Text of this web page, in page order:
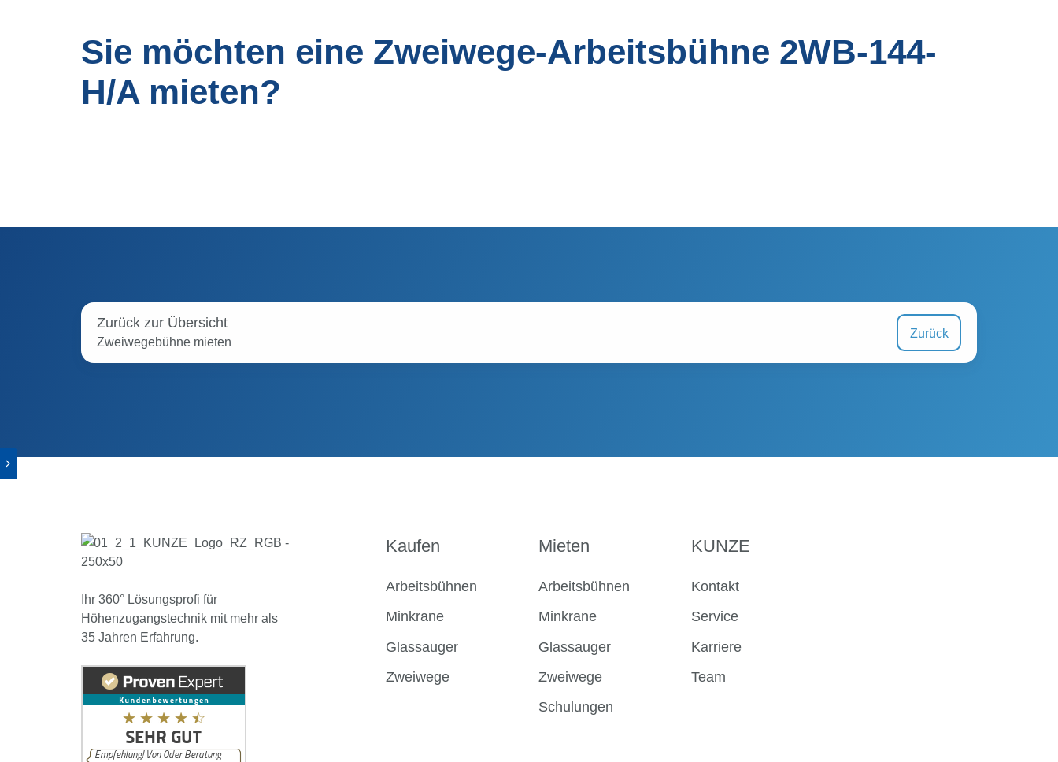
Sie möchten eine Zweiwege-Arbeitsbühne 2WB-144-
H/A mieten?
Zurück zur Übersicht
Zweiwegebühne mieten
Zurück
Ihr 360° Lösungsprofi für
Höhenzugangstechnik mit mehr als
35 Jahren Erfahrung.
Kaufen
Arbeitsbühnen
Minkrane
Glassauger
Zweiwege
Mieten
Arbeitsbühnen
Minkrane
Glassauger
Zweiwege
Schulungen
KUNZE
Kontakt
Service
Karriere
Team